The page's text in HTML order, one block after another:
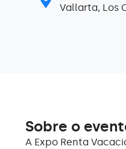
Vallarta, Los
Sobre o
A Expo Renta